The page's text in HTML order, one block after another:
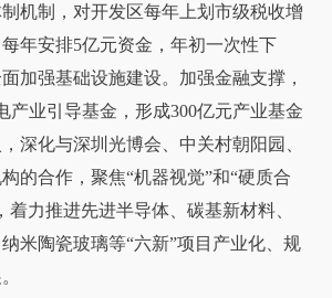
机制，对开发区每年上划市级税收增
年安排5亿元资金，年初一次性下
加强基础设施建设。加强金融支撑，
产业引导基金，形成300亿元产业基金
深化与深圳光博会、中关村朝阳园、
的合作，聚焦“机器视觉”和“硬质合
着力推进先进半导体、碳基新材料、
米陶瓷玻璃等“六新”项目产业化、规